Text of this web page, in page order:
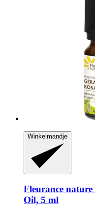
Winkelmandje
Fleurance nature
Oil, 5 ml